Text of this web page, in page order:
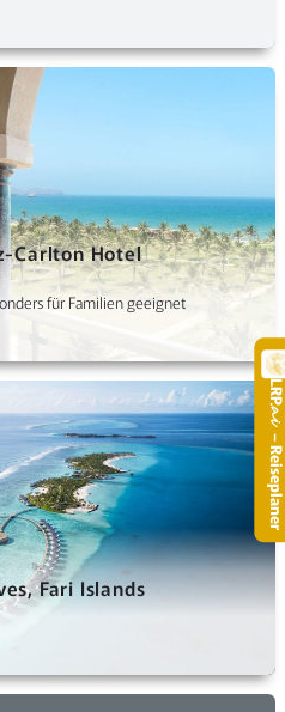
–
Carlton Hotel
für Familien geeignet
Fari Islands